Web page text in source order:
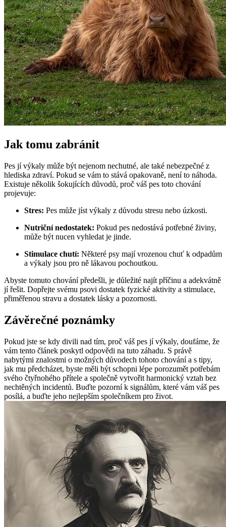
Jak tomu zabránit
Pes jí výkaly může být nejenom nechutné, ale také nebezpečné z
hlediska zdraví. Pokud se vám to stává opakovaně, není to náhoda.
Existuje několik šokujících důvodů, proč váš pes toto chování
projevuje:
Stres: Pes může jíst výkaly z důvodu stresu nebo úzkosti.
Nutriční nedostatek: Pokud pes nedostává potřebné živiny,
může být nucen vyhledat je jinde.
Stimulace chutí: Některé psy mají vrozenou chuť k odpadům
a výkaly jsou pro ně lákavou pochoutkou.
Abyste tomuto chování předešli, je důležité najít příčinu a adekvátně
jí řešit. Dopřejte svému psovi dostatek fyzické aktivity a stimulace,
přiměřenou stravu a dostatek lásky a pozornosti.
Závěrečné poznámky
Pokud jste se kdy divili nad tím, proč váš pes jí výkaly, doufáme, že
vám tento článek poskytl odpovědi na tuto záhadu. S právě
nabytými znalostmi o možných důvodech tohoto chování a s tipy,
jak mu předcházet, byste měli být schopni lépe porozumět potřebám
svého čtyřnohého přítele a společně vytvořit harmonický vztah bez
nechtěných incidentů. Buďte pozorní k signálům, které vám váš pes
posílá, a buďte jeho nejlepším společníkem pro život.